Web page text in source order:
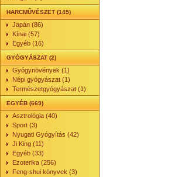
HARCMŰVÉSZET (145)
Japán (86)
Kínai (57)
Egyéb (16)
GYÓGYÁSZAT (2)
Gyógynövények (1)
Népi gyógyászat (1)
Természetgyógyászat (1)
EGYÉB (669)
Asztrológia (40)
Sport (3)
Nyugati Gyógyítás (42)
Ji King (11)
Egyéb (33)
Ezoterika (256)
Feng-shui könyvek (3)